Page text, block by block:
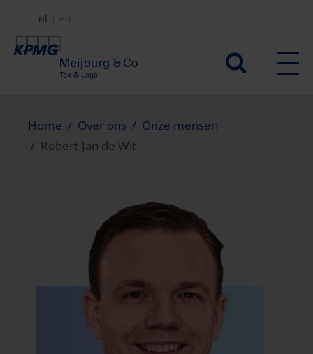
naar
Secundair
nl en
Home Over ons
Onze mensen
Robert-Jan de Wit